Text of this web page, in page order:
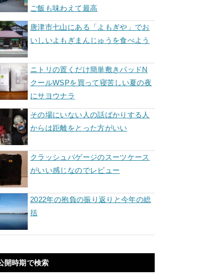
ご飯も味わえて最高
唐津市七山にある「よもぎや」でお
いしいよもぎまんじゅうを食べよう
ニトリの置くだけ簡単敷きパッドN
クールWSPを買って寝苦しい夏の夜
にサヨウナラ
その場にいない人の話ばかりする人
からは距離をとった方がいい
クラッシュバゲージのスーツケース
がいい感じなのでレビュー
2022年の抱負の振り返りと今年の総
括
開時期で検索